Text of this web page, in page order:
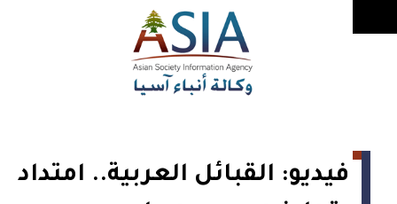
فيديو: القبائل العربية.. امتداد